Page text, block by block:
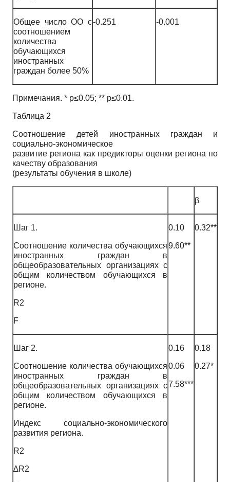
Общее число ОО с
соотношением
количества
обучающихся
иностранных
граждан более 50%
-0.251 -0.001
Примечания. * p≤0.05; ** p≤0.01.
Таблица 2
Соотношение детей иностранных граждан и
социально-экономическое
развитие региона как предикторы оценки региона по
качеству образования
(результаты обучения в школе)
β
Шаг 1.
Соотношение количества обучающихся
иностранных граждан в
общеобразовательных организациях с
общим количеством обучающихся в
регионе.
R2
F
0.10
9.60**
0.32**
Шаг 2.
Соотношение количества обучающихся
иностранных граждан в
общеобразовательных организациях с
общим количеством обучающихся в
регионе.
Индекс социально-экономического
развития региона.
R2
∆R2
0.16
0.06
7.58***
0.18
0.27*